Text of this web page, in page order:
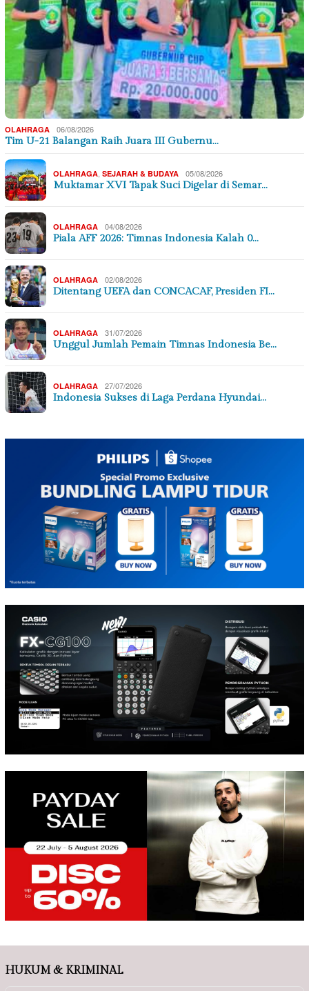
OLAHRAGA 06/08/2026
Tim U-21 Balangan Raih Juara III Gubernu…
OLAHRAGA SEJARAH & BUDAYA 05/08/2026
Muktamar XVI Tapak Suci Digelar di Semar…
OLAHRAGA 04/08/2026
Piala AFF 2026: Timnas Indonesia Kalah 0…
OLAHRAGA 02/08/2026
Ditentang UEFA dan CONCACAF, Presiden FI…
OLAHRAGA 31/07/2026
Unggul Jumlah Pemain Timnas Indonesia Be…
OLAHRAGA 27/07/2026
Indonesia Sukses di Laga Perdana Hyundai…
HUKUM & KRIMINAL